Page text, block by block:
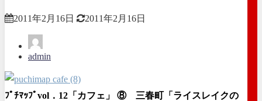
2011年2月16日 2011年2月16日
admin
ﾌﾟﾁﾏｯﾌﾟvol．12「カフェ」 ⑧ 三春町「ライスレイクの